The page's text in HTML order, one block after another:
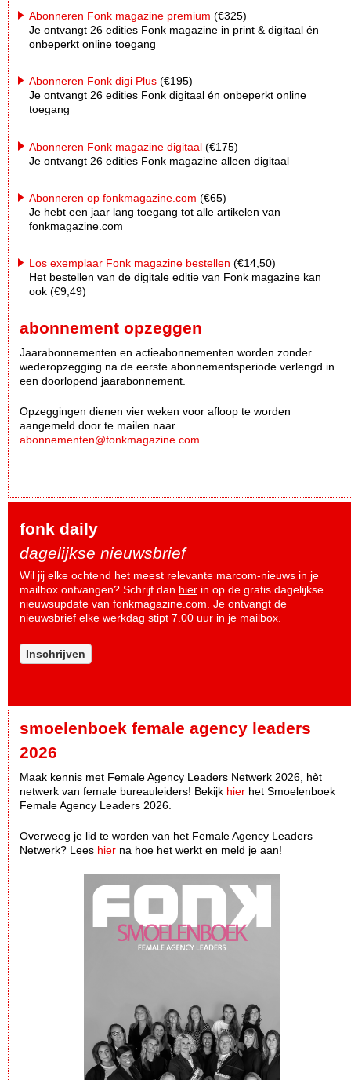
Abonneren Fonk magazine premium (€325)
Je ontvangt 26 edities Fonk magazine in print & digitaal én
onbeperkt online toegang
Abonneren Fonk digi Plus (€195)
Je ontvangt 26 edities Fonk digitaal én onbeperkt online
toegang
Abonneren Fonk magazine digitaal (€175)
Je ontvangt 26 edities Fonk magazine alleen digitaal
Abonneren op fonkmagazine.com (€65)
Je hebt een jaar lang toegang tot alle artikelen van
fonkmagazine.com
Los exemplaar Fonk magazine bestellen (€14,50)
Het bestellen van de digitale editie van Fonk magazine kan
ook (€9,49)
abonnement opzeggen
Jaarabonnementen en actieabonnementen worden zonder
wederopzegging na de eerste abonnementsperiode verlengd in
een doorlopend jaarabonnement.
Opzeggingen dienen vier weken voor afloop te worden
aangemeld door te mailen naar
abonnementen@fonkmagazine.com
fonk daily
dagelijkse nieuwsbrief
Wil jij elke ochtend het meest relevante marcom-nieuws in je
mailbox ontvangen? Schrijf dan hier in op de gratis dagelijkse
nieuwsupdate van fonkmagazine.com. Je ontvangt de
nieuwsbrief elke werkdag stipt 7.00 uur in je mailbox.
Inschrijven
smoelenboek female agency leaders
2026
Maak kennis met Female Agency Leaders Netwerk 2026, hèt
netwerk van female bureauleiders! Bekijk hier het Smoelenboek
Female Agency Leaders 2026.
Overweeg je lid te worden van het Female Agency Leaders
Netwerk? Lees hier na hoe het werkt en meld je aan!